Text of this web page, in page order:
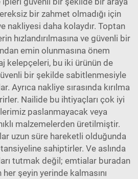
bir zahmet olmadığı için
nakliyesi daha kolaydır. Toptan
hızlandırılmasına ve güvenli bir
emin olunmasına önem
kelepçeleri, bu iki ürünün de
bir şekilde sabitlenmesiyle
Ayrıca nakliye sırasında kırılma
Nailide bu ihtiyaçları çok iyi
paslanmayacak veya
malzemelerden üretilmiştir.
uzun süre hareketli olduğunda
sahiptirler. Ve aslında
tutmak değil; emtialar buradan
her şeyin yerinde kalmasını